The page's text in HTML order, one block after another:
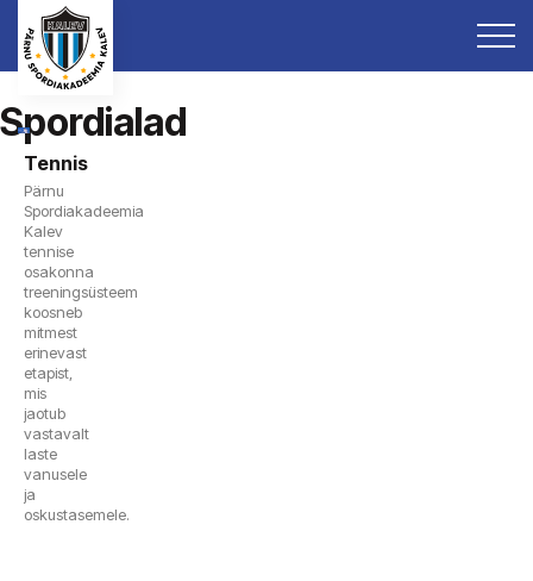
Spordialad
Tennis
Pärnu
Spordiakadeemia
Kalev
tennise
osakonna
treeningsüsteem
koosneb
mitmest
erinevast
etapist,
mis
jaotub
vastavalt
laste
vanusele
ja
oskustasemele.